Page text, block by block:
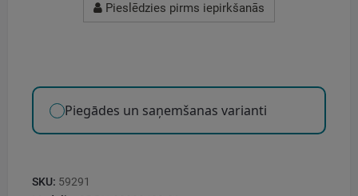
Pieslēdzies pirms iepirkšanās
Piegādes un saņemšanas varianti
SKU: 59291